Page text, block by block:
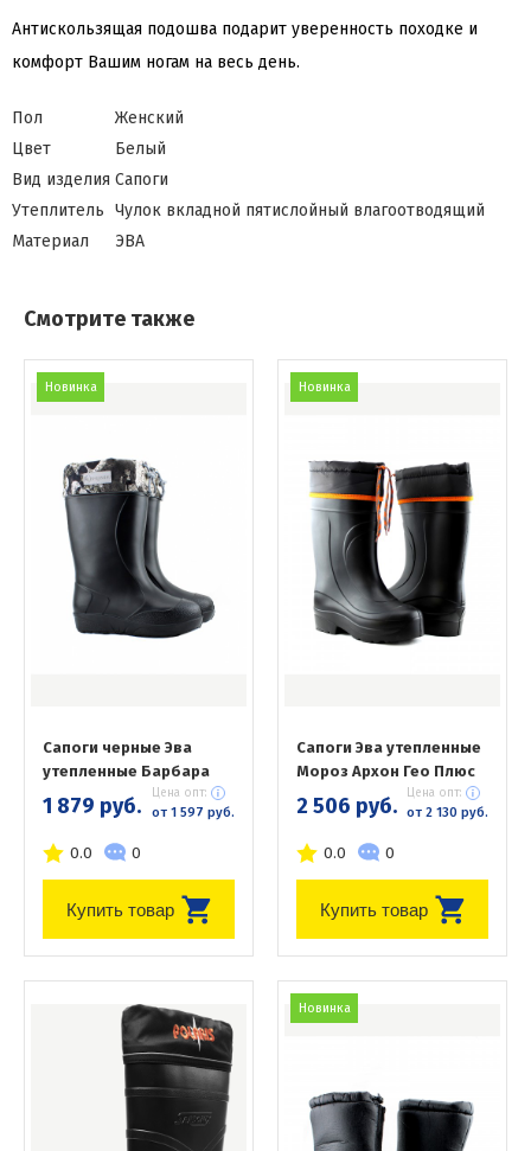
Антискользящая подошва подарит уверенность походке и
комфорт Вашим ногам на весь день.
Пол
Женский
Цвет
Белый
Вид изделия Сапоги
Утеплитель Чулок вкладной пятислойный влагоотводящий
Материал
ЭВА
Смотрите также
Новинка
Сапоги черные Эва
утепленные Барбара
1 879 руб. Цена опт:
от 1 597 руб.
0.0 0
Купить товар
Новинка
Сапоги Эва утепленные
Мороз Архон Гео Плюс
2 506 руб. Цена опт:
от 2 130 руб.
0.0 0
Купить товар
Новинка